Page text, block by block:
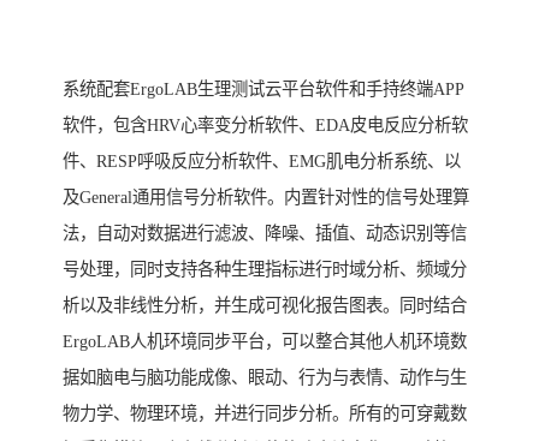
系统配套ErgoLAB生理测试云平台软件和手持终端APP
软件，包含HRV心率变分析软件、EDA皮电反应分析软
件、RESP呼吸反应分析软件、EMG肌电分析系统、以
及General通用信号分析软件。内置针对性的信号处理算
法，自动对数据进行滤波、降噪、插值、动态识别等信
号处理，同时支持各种生理指标进行时域分析、频域分
析以及非线性分析，并生成可视化报告图表。同时结合
ErgoLAB人机环境同步平台，可以整合其他人机环境数
据如脑电与脑功能成像、眼动、行为与表情、动作与生
物力学、物理环境，并进行同步分析。所有的可穿戴数